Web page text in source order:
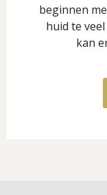
beginnen
huid te
kan